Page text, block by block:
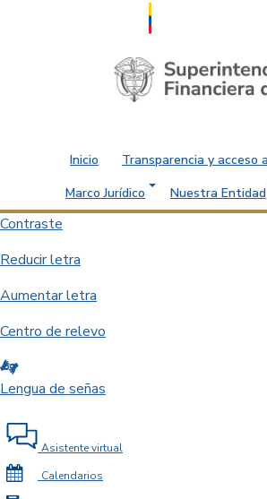
Saltar al contenido principal
Inicio Transparencia y acceso
Marco Jurídico
Nuestra Entidad
Contraste
Reducir letra
Aumentar letra
Centro de relevo
Lengua de señas
Asistente virtual
Calendarios